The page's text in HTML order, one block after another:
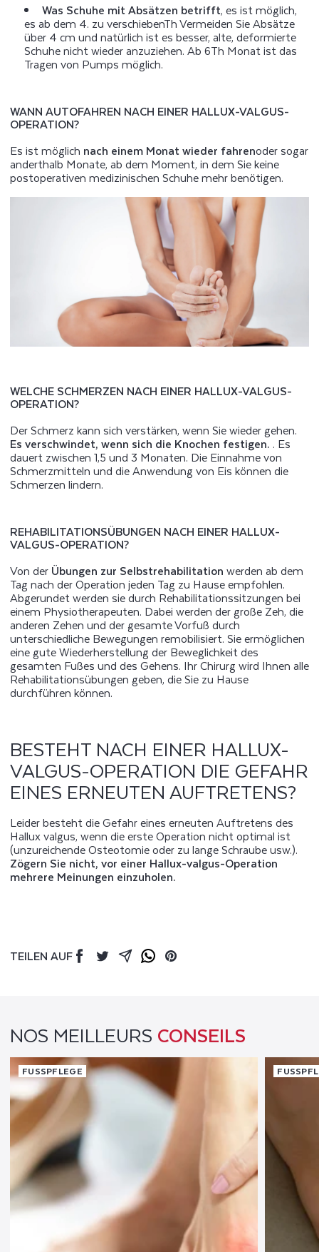
Was Schuhe mit Absätzen betrifft, es ist möglich,
es ab dem 4. zu verschiebenThVermeiden Sie Absätze
über 4 cm und natürlich ist es besser, alte, deformierte
Schuhe nicht wieder anzuziehen. Ab 6Th Monat ist das
Tragen von Pumps möglich.
WANN AUTOFAHREN NACH EINER HALLUX-VALGUS-
OPERATION?
Es ist möglich nach einem Monat wieder fahrenoder sogar
anderthalb Monate, ab dem Moment, in dem Sie keine
postoperativen medizinischen Schuhe mehr benötigen.
WELCHE SCHMERZEN NACH EINER HALLUX-VALGUS-
OPERATION?
Der Schmerz kann sich verstärken, wenn Sie wieder gehen.
Es verschwindet, wenn sich die Knochen festigen. . Es
dauert zwischen 1,5 und 3 Monaten. Die Einnahme von
Schmerzmitteln und die Anwendung von Eis können die
Schmerzen lindern.
REHABILITATIONSÜBUNGEN NACH EINER HALLUX-
VALGUS-OPERATION?
Von der Übungen zur Selbstrehabilitation werden ab dem
Tag nach der Operation jeden Tag zu Hause empfohlen.
Abgerundet werden sie durch Rehabilitationssitzungen bei
einem Physiotherapeuten. Dabei werden der große Zeh, die
anderen Zehen und der gesamte Vorfuß durch
unterschiedliche Bewegungen remobilisiert. Sie ermöglichen
eine gute Wiederherstellung der Beweglichkeit des
gesamten Fußes und des Gehens. Ihr Chirurg wird Ihnen alle
Rehabilitationsübungen geben, die Sie zu Hause
durchführen können.
BESTEHT NACH EINER HALLUX-
VALGUS-OPERATION DIE GEFAHR
EINES ERNEUTEN AUFTRETENS?
Leider besteht die Gefahr eines erneuten Auftretens des
Hallux valgus, wenn die erste Operation nicht optimal ist
(unzureichende Osteotomie oder zu lange Schraube usw.).
Zögern Sie nicht, vor einer Hallux-valgus-Operation
mehrere Meinungen einzuholen.
TEILEN AUF FacebookTwitterMail WhatsappPinterest
NOS MEILLEURS CONSEILS
FUSSPFLEGE